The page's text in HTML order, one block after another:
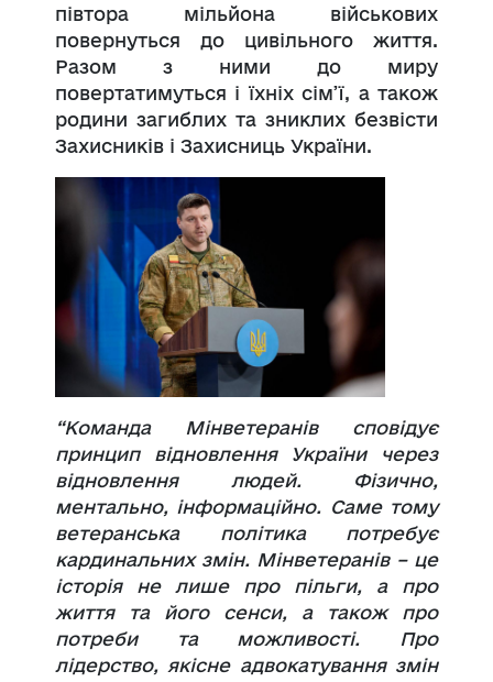
півтора мільйона військових
повернуться до цивільного життя.
Разом з ними до миру
повертатимуться і їхніх сім’ї, а також
родини загиблих та зниклих безвісти
Захисників і Захисниць України.
“Команда Мінветеранів сповідує
принцип відновлення України через
відновлення людей. Фізично,
ментально, інформаційно. Саме тому
ветеранська політика потребує
кардинальних змін. Мінветеранів – це
історія не лише про пільги, а про
життя та його сенси, а також про
потреби та можливості. Про
лідерство, якісне адвокатування змін